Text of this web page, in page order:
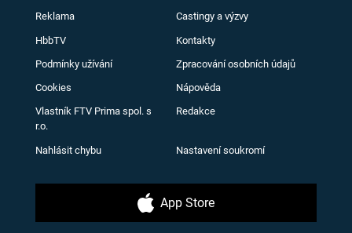
Reklama Castingy a výzvy
HbbTV Kontakty
Podmínky užívání Zpracování osobních údajů
Cookies Nápověda
Vlastník FTV Prima spol. s
r.o.
Redakce
Nahlásit chybu Nastavení soukromí
App Store